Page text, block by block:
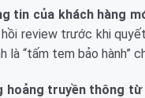
tin của khách hàng
hồi review trước khi
là “tấm tem bảo hành”
hoảng truyền thông